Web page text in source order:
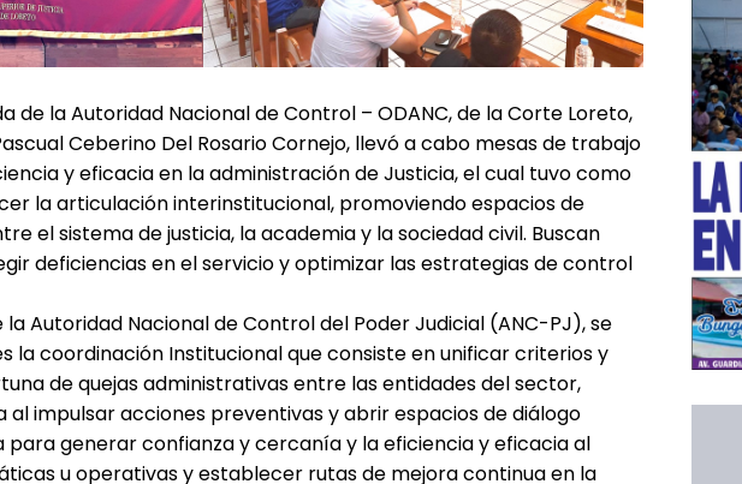
━ Planes
de la Autoridad Nacional de Control – ODANC, de la Corte Loreto,
Ceberino Del Rosario Cornejo, llevó a cabo mesas de trabajo
y eficacia en la administración de Justicia, el cual tuvo como
la articulación interinstitucional, promoviendo espacios de
el sistema de justicia, la academia y la sociedad civil. Buscan
deficiencias en el servicio y optimizar las estrategias de control
Autoridad Nacional de Control del Poder Judicial (ANC-PJ), se
la coordinación Institucional que consiste en unificar criterios y
de quejas administrativas entre las entidades del sector,
impulsar acciones preventivas y abrir espacios de diálogo
generar confianza y cercanía y la eficiencia y eficacia al
u operativas y establecer rutas de mejora continua en la